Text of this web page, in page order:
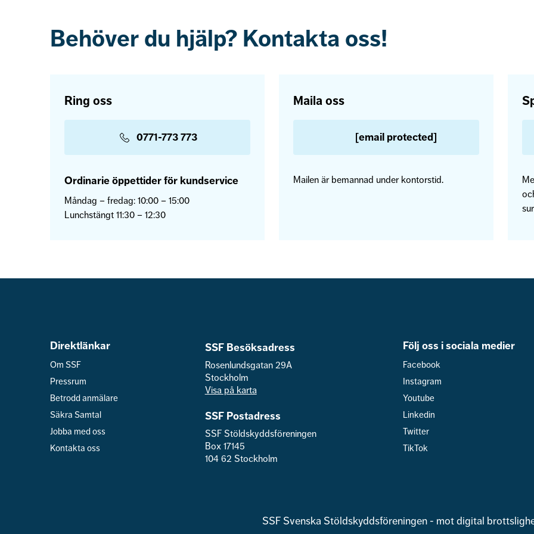
Behöver du hjälp? Kontakta oss!
Ring oss
0771-773 773
Ordinarie öppettider för kundservice
Måndag – fredag: 10:00 – 15:00
Lunchstängt 11:30 – 12:30
Maila oss
[email protected]
Mailen är bemannad under kontorstid.
Direktlänkar
Om SSF
Pressrum
Betrodd anmälare
Säkra Samtal
Jobba med oss
Kontakta oss
SSF Besöksadress
Rosenlundsgatan 29A
Stockholm
Visa på karta
SSF Postadress
SSF Stöldskyddsföreningen
Box 17145
104 62 Stockholm
Följ oss i sociala medier
Facebook
Instagram
Youtube
Linkedin
Twitter
TikTok
SSF Svenska Stöldskyddsföreningen - mot digital